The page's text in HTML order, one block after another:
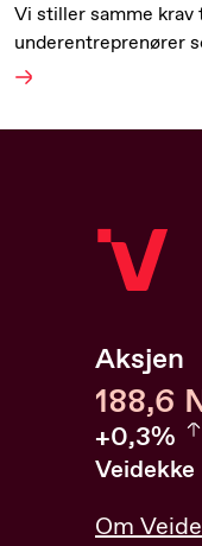
Vi stiller samme krav
underentreprenører
Aksjen
188,6
+0,3%
0.32%
Veidekke
Om